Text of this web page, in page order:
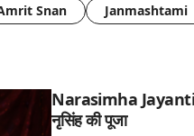
Snan
Narasimha
नृसिंह की पूजा